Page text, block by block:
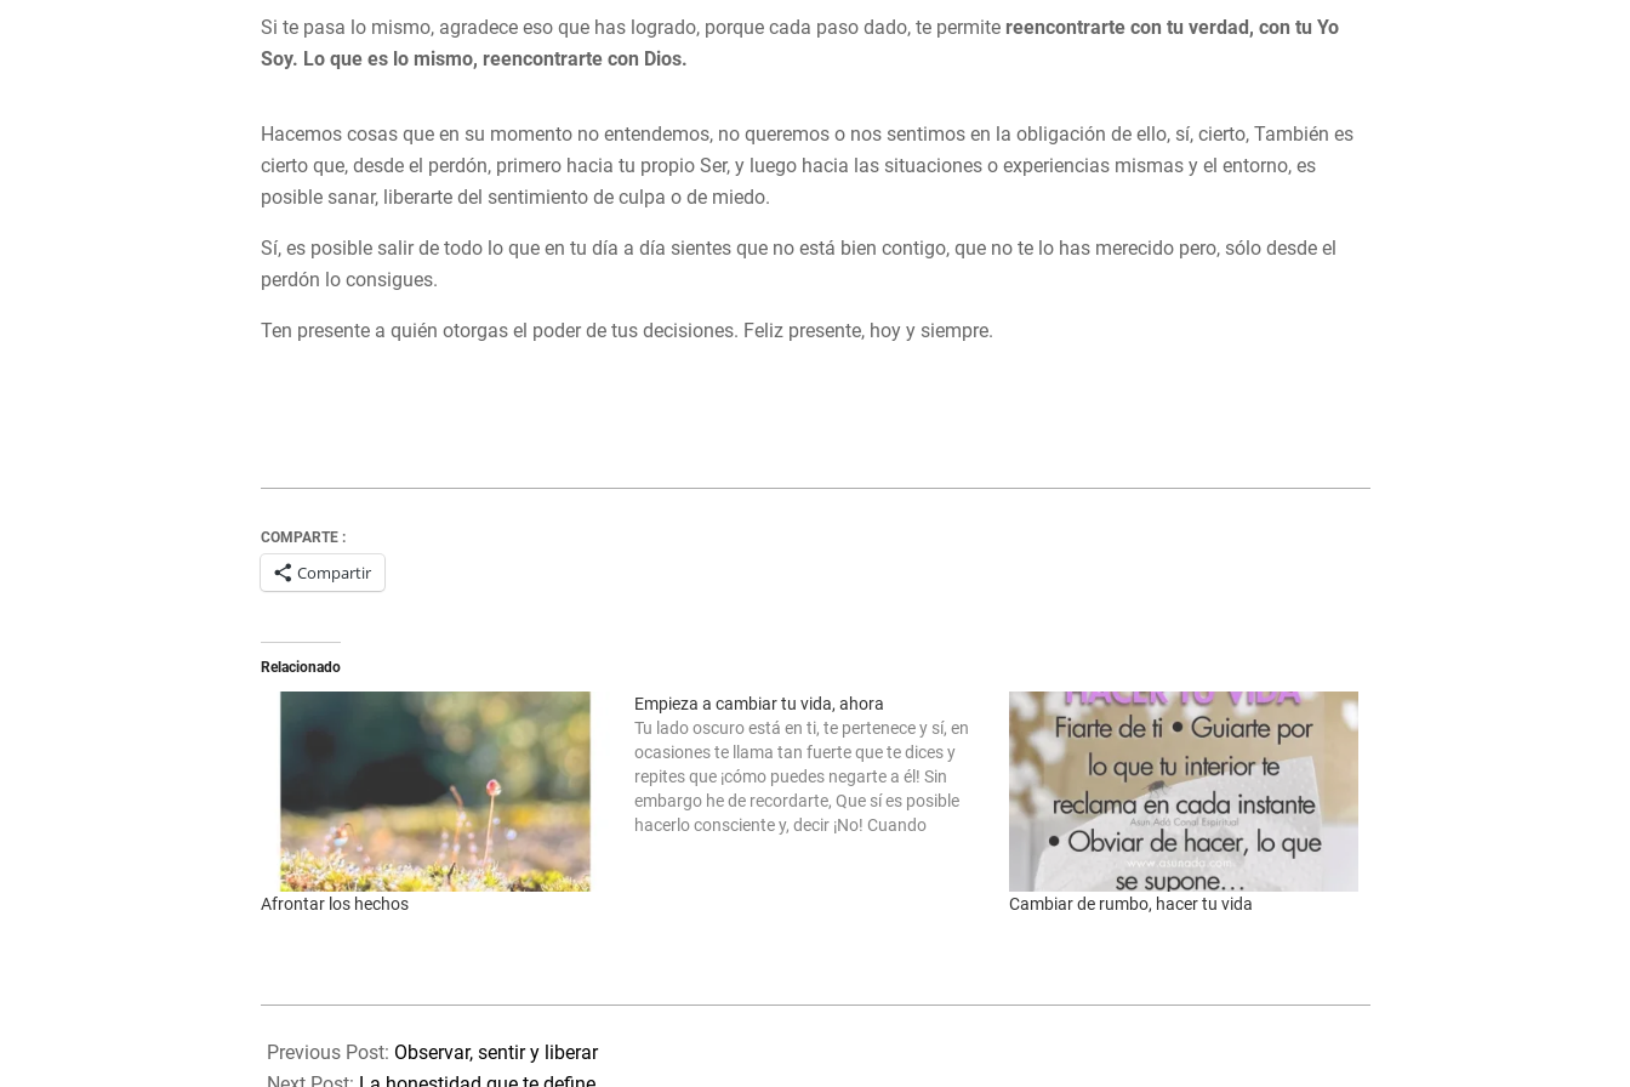
Si te pasa lo mismo, agradece eso que has logrado, porque cada paso dado, te permite reencontrarte con tu verdad, con tu Yo
Soy. Lo que es lo mismo, reencontrarte con Dios.
Hacemos cosas que en su momento no entendemos, no queremos o nos sentimos en la obligación de ello, sí, cierto, También es
cierto que, desde el perdón, primero hacia tu propio Ser, y luego hacia las situaciones o experiencias mismas y el entorno, es
posible sanar, liberarte del sentimiento de culpa o de miedo.
Sí, es posible salir de todo lo que en tu día a día sientes que no está bien contigo, que no te lo has merecido pero, sólo desde el
perdón lo consigues.
Ten presente a quién otorgas el poder de tus decisiones. Feliz presente, hoy y siempre.
COMPARTE :
Compartir
Relacionado
Afrontar los hechos
Empieza a cambiar tu vida, ahora
Tu lado oscuro está en ti, te pertenece y sí, en
ocasiones te llama tan fuerte que te dices y
repites que ¡cómo puedes negarte a él! Sin
embargo he de recordarte, Que sí es posible
hacerlo consciente y, decir ¡No! Cuando
Cambiar de rumbo, hacer tu vida
07-
25
Previous Post: Observar, sentir y liberar